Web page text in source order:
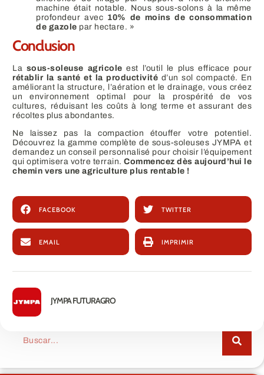
machine était notable. Nous sous-solons à la même
profondeur avec 10% de moins de consommation
de gazole par hectare. »
Conclusion
La sous-soleuse agricole est l’outil le plus efficace pour
rétablir la santé et la productivité d’un sol compacté. En
améliorant la structure, l’aération et le drainage, vous créez
un environnement optimal pour la prospérité de vos
cultures, réduisant les coûts à long terme et assurant des
récoltes plus abondantes.
Ne laissez pas la compaction étouffer votre potentiel.
Découvrez la gamme complète de sous-soleuses JYMPA et
demandez un conseil personnalisé pour choisir l’équipement
qui optimisera votre terrain. Commencez dès aujourd’hui le
chemin vers une agriculture plus rentable !
FACEBOOK TWITTER
EMAIL IMPRIMIR
JYMPA FUTURAGRO